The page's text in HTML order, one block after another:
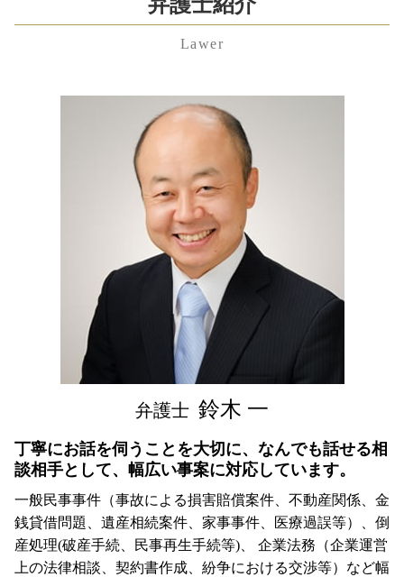
夫婦 別居
リーガルチェック
秘密保持契約 nda
株式交換 比率
就業規則 とは
遺留分 請求されたら
相続人 範囲
成年後見 弁護士
公正証書遺言 作り方
労働問題 弁護士 東京
労働問題 相談
労働問題 弁護士 費用
残業代請求 弁護士
不当解雇 慰謝料 相場
残業代請求 時効
中央区 遺言書 弁護士 相談
埼玉県 遺産分割協議 弁護士 相談
千葉県 企業法務 弁護士 相談
港区 遺言書 弁護士 相談
東京都 顧問弁護士 弁護士 相談
千葉県 相続 弁護士 相談
東京都 離婚 弁護士 相談
千葉県 残業代未払い 弁護士 相談
港区 遺留分 弁護士 相談
埼玉県 相続放棄 弁護士 相談
渋谷区 遺産分割協議 弁護士 相談
埼玉県 不当解雇 弁護士 相談
渋谷区 離婚 弁護士 相談
千葉県 不貞行為 弁護士 相談
埼玉県 労働問題 弁護士 相談
弁護士紹介
Lawer
弁護士 鈴木 一
丁寧にお話を伺うことを大切に、なんでも話せる相
談相手として、幅広い事案に対応しています。
一般民事事件（事故による損害賠償案件、不動産関係、金
銭貸借問題、遺産相続案件、家事事件、医療過誤等）、倒
産処理(破産手続、民事再生手続等)、 企業法務（企業運営
上の法律相談、契約書作成、紛争における交渉等）など幅